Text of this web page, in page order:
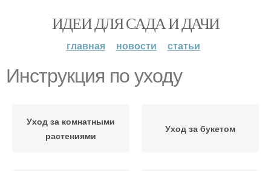
ИДЕИ ДЛЯ САДА И ДАЧИ
главная новости статьи
Инструкция по уходу
Уход за комнатными
растениями
Уход за букетом